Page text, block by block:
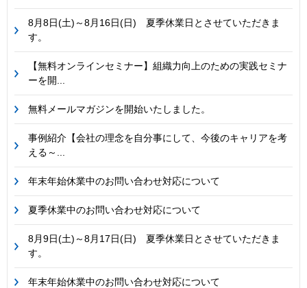
8月8日(土)～8月16日(日) 夏季休業日とさせていただきま
す。
【無料オンラインセミナー】組織力向上のための実践セミナ
ーを開...
無料メールマガジンを開始いたしました。
事例紹介【会社の理念を自分事にして、今後のキャリアを考
える～...
年末年始休業中のお問い合わせ対応について
夏季休業中のお問い合わせ対応について
8月9日(土)～8月17日(日) 夏季休業日とさせていただきま
す。
年末年始休業中のお問い合わせ対応について